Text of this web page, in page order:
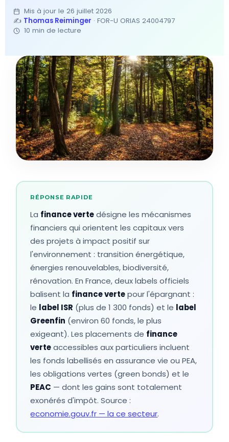
Mis à jour le 26 juillet 2026
✍️ Thomas Reiminger · FOR-U ORIAS 24004797
10 min de lecture
RÉPONSE RAPIDE
La finance vertedésigne les mécanismes
financiers qui orientent les capitaux vers
des projets à impact positif sur
l'environnement : transition énergétique,
énergies renouvelables, biodiversité,
rénovation. En France, deux labels officiels
balisent la finance vertepour l'épargnant :
le label ISR (plus de 1 300 fonds) et le label
Greenfin (environ 60 fonds, le plus
exigeant). Les placements de finance
verteaccessibles aux particuliers incluent
les fonds labellisés en assurance vie ou PEA,
les obligations vertes (green bonds) et le
PEAC — dont les gains sont totalement
exonérés d'impôt. Source :
economie.gouv.fr — la ce secteur.